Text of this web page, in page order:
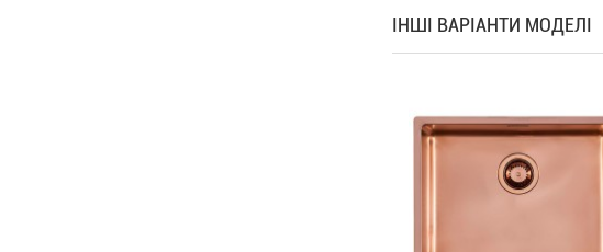
ІНШІ ВАРІАНТИ МОДЕЛІ